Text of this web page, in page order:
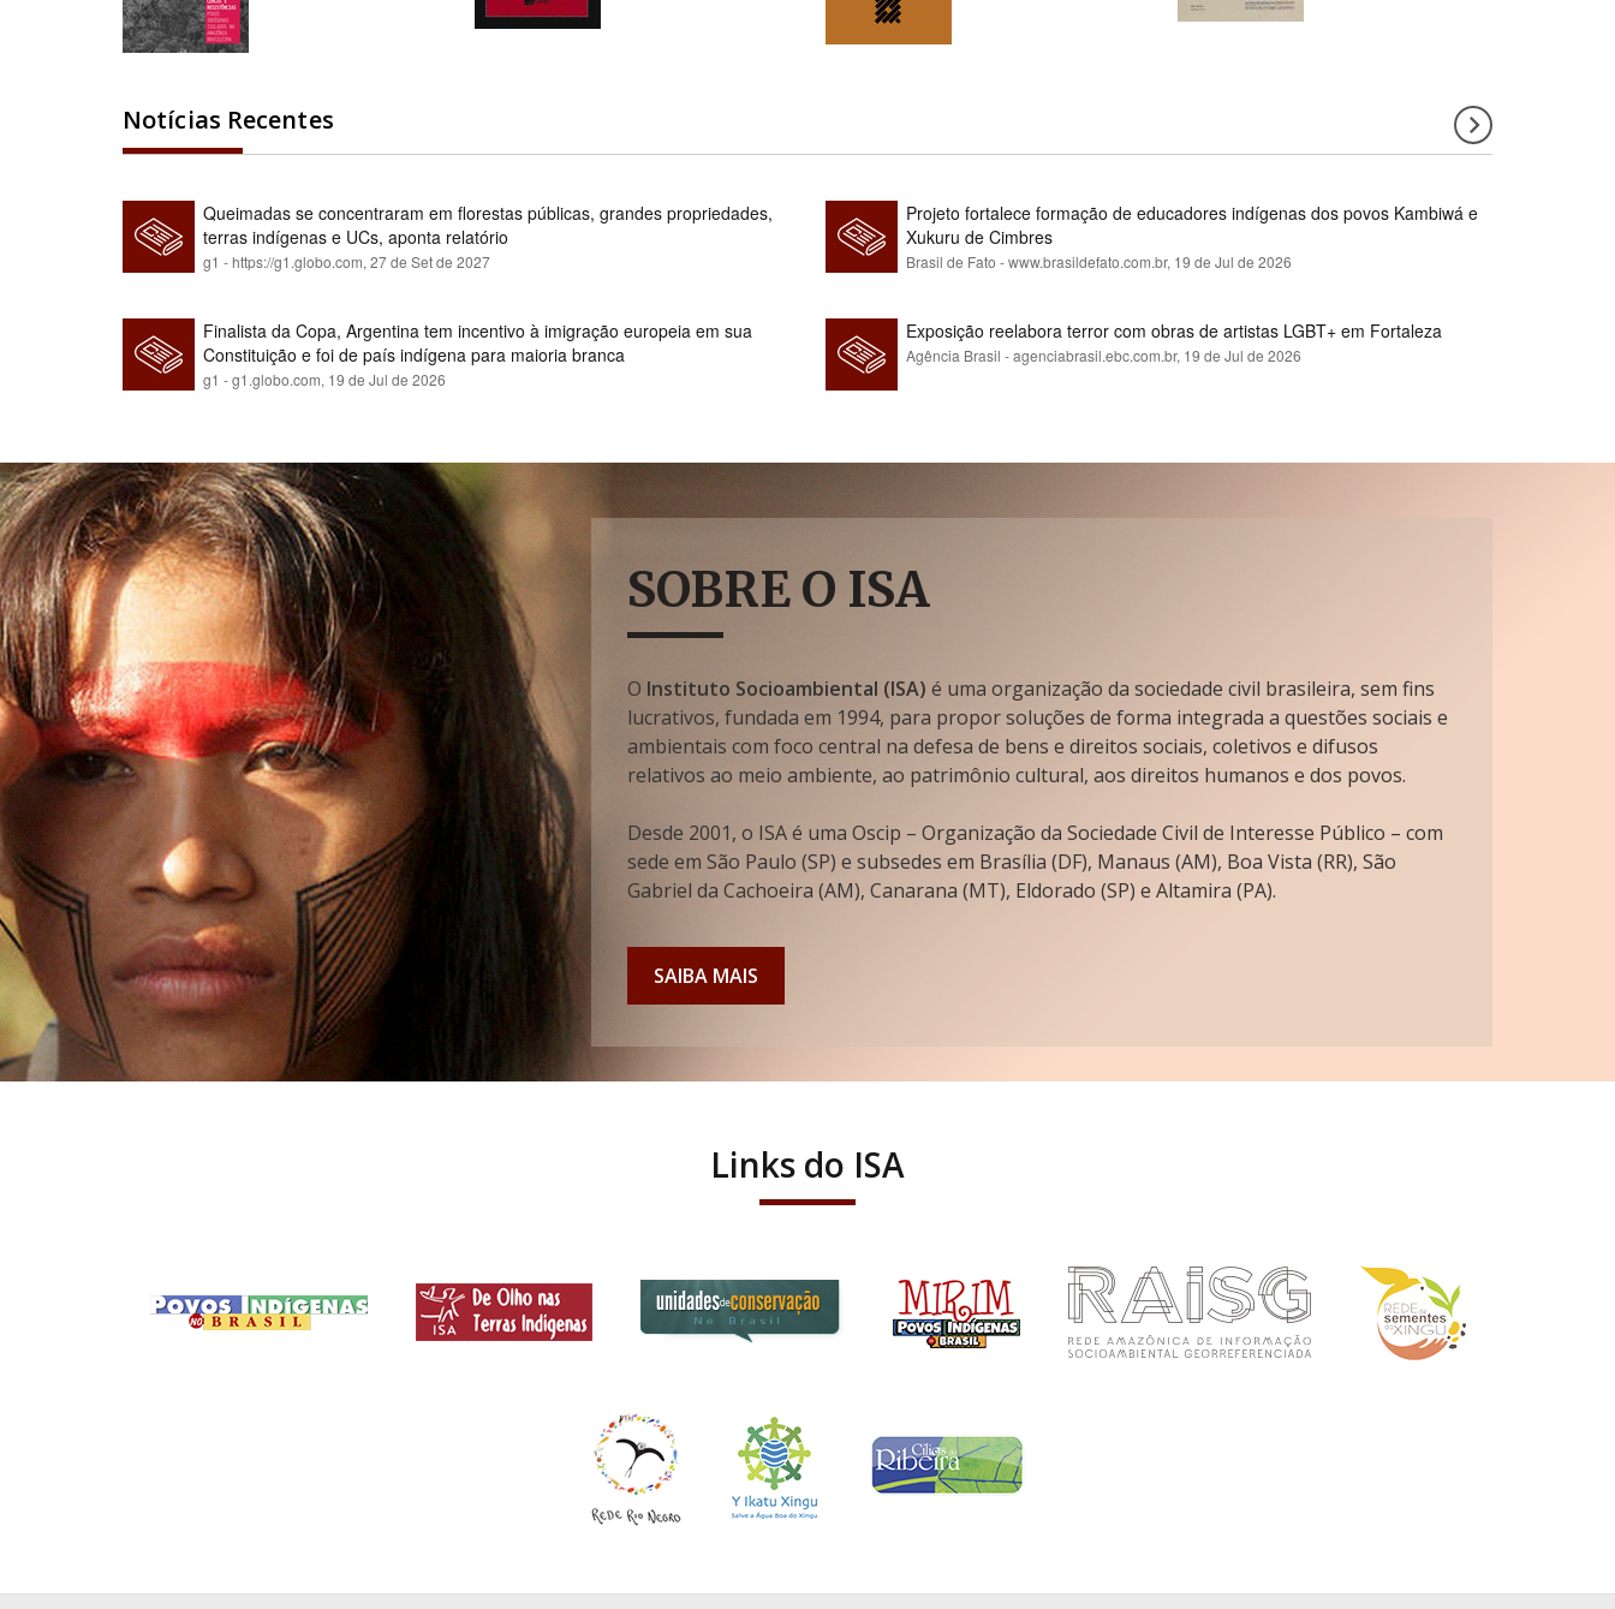
Notícias Recentes
Queimadas se concentraram em florestas públicas, grandes propriedades,
terras indígenas e UCs, aponta relatório
g1 - https://g1.globo.com, 27 de Set de 2027
Projeto fortalece formação de educadores indígenas dos povos Kambiwá e
Xukuru de Cimbres
Brasil de Fato - www.brasildefato.com.br, 19 de Jul de 2026
Finalista da Copa, Argentina tem incentivo à imigração europeia em sua
Constituição e foi de país indígena para maioria branca
g1 - g1.globo.com, 19 de Jul de 2026
Exposição reelabora terror com obras de artistas LGBT+ em Fortaleza
Agência Brasil - agenciabrasil.ebc.com.br, 19 de Jul de 2026
SOBRE O ISA
O Instituto Socioambiental (ISA) é uma organização da sociedade civil brasileira, sem fins
lucrativos, fundada em 1994, para propor soluções de forma integrada a questões sociais e
ambientais com foco central na defesa de bens e direitos sociais, coletivos e difusos
relativos ao meio ambiente, ao patrimônio cultural, aos direitos humanos e dos povos.
Desde 2001, o ISA é uma Oscip – Organização da Sociedade Civil de Interesse Público – com
sede em São Paulo (SP) e subsedes em Brasília (DF), Manaus (AM), Boa Vista (RR), São
Gabriel da Cachoeira (AM), Canarana (MT), Eldorado (SP) e Altamira (PA).
SAIBA MAIS
Links do ISA